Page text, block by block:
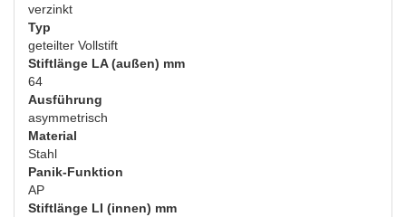
verzinkt
Typ
geteilter Vollstift
Stiftlänge LA (außen) mm
64
Ausführung
asymmetrisch
Material
Stahl
Panik-Funktion
AP
Stiftlänge LI (innen) mm